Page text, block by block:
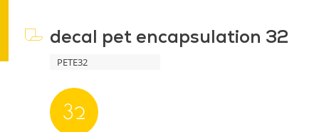
decal pet encapsulation 32
PETE32